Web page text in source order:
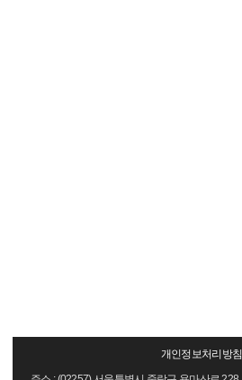
개인정보처리방침